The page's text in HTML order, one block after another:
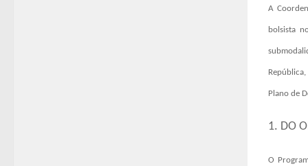
A
bolsista
Plano de
1. DO
O